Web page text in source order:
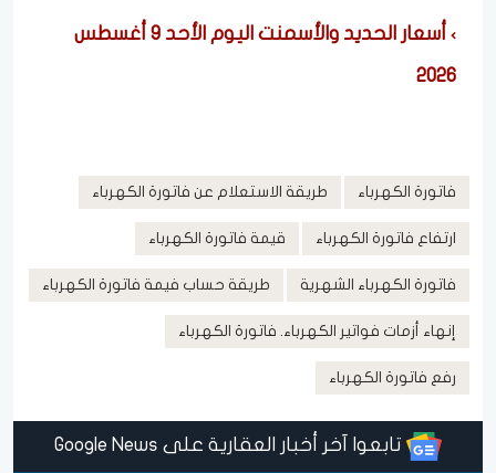
أسعار الحديد والأسمنت اليوم الأحد 9 أغسطس
2026
فاتورة الكهرباء طريقة الاستعلام عن فاتورة الكهرباء
ارتفاع فاتورة الكهرباء قيمة فاتورة الكهرباء
فاتورة الكهرباء الشهرية طريقة حساب فيمة فاتورة الكهرباء
إنهاء أزمات فواتير الكهرباء. فاتورة الكهرباء
رفع فاتورة الكهرباء
تابعوا آخر أخبار العقارية على Google News